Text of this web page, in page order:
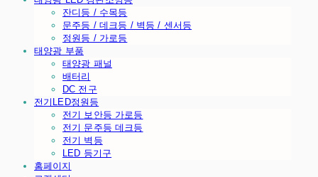
잔디등 / 수목등
문주등 / 데크등 / 벽등 / 센서등
정원등 / 가로등
태양광 부품
태양광 패널
배터리
DC 전구
전기LED정원등
전기 보안등 가로등
전기 문주등 데크등
전기 벽등
LED 등기구
홈페이지